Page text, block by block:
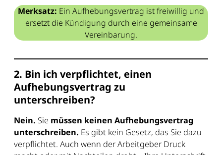
Merksatz: Ein Aufhebungsvertrag ist freiwillig und
ersetzt die Kündigung durch eine gemeinsame
Vereinbarung.
2. Bin ich verpflichtet, einen
Aufhebungsvertrag zu
unterschreiben?
Nein. Sie müssen keinen Aufhebungsvertrag
unterschreiben. Es gibt kein Gesetz, das Sie dazu
verpflichtet. Auch wenn der Arbeitgeber Druck